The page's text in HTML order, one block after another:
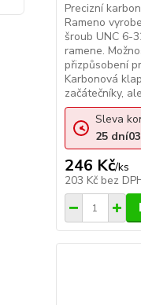
Precizní
Rameno
šroub UNC 6-
ramene.
přizpůsobení
Karbonová
začátečníky,
246 Kč/ks
203 Kč bez
Sleva
25 dní03